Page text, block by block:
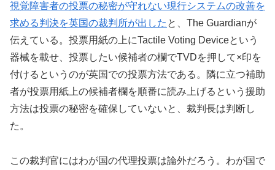
視覚障害者の投票の秘密が守れない現行システムの改善を
求める判決を英国の裁判所が出した と、The Guardianが
伝えている。投票用紙の上にTactile Voting Deviceという
器械を載せ、投票したい候補者の欄でTVDを押して×印を
付けるというのが英国での投票方法である。隣に立つ補助
者が投票用紙上の候補者欄を順番に読み上げるという援助
方法は投票の秘密を確保していないと、裁判長は判断し
た。
この裁判官にはわが国の代理投票は論外だろう。わが国で